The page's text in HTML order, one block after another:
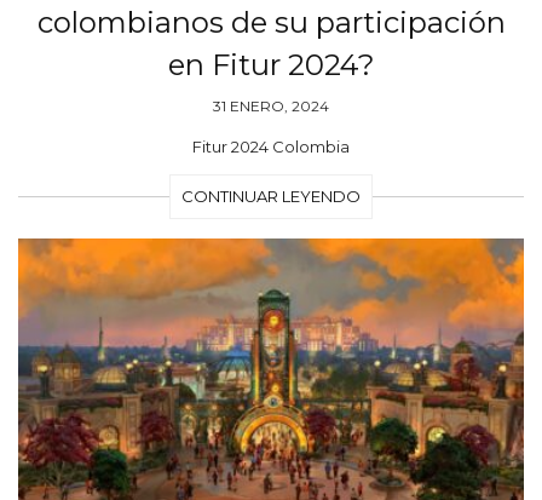
colombianos de su participación
en Fitur 2024?
31 ENERO, 2024
Fitur 2024 Colombia
CONTINUAR LEYENDO